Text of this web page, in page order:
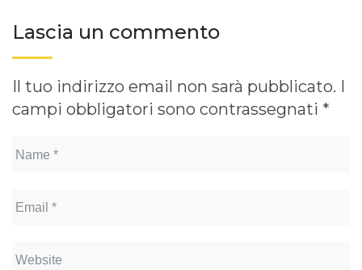
Lascia un commento
Il tuo indirizzo email non sarà pubblicato. I
campi obbligatori sono contrassegnati *